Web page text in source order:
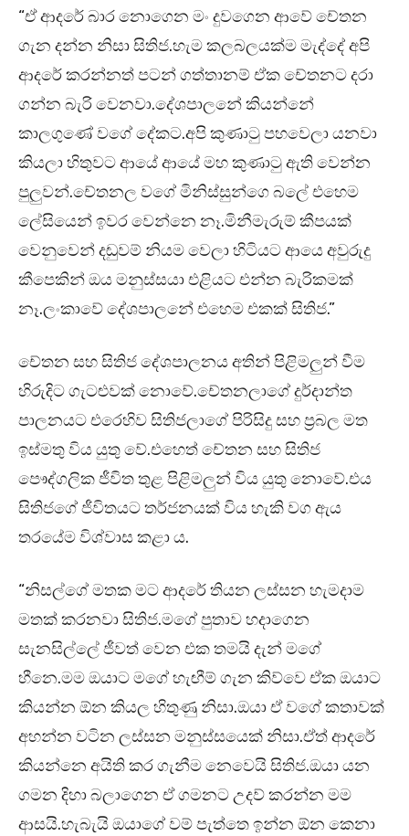
“ඒ ආදරේ බාර නොගෙන මං දුවගෙන ආවේ චේතන
ගැන දන්න නිසා සිතිජ.හැම කලබලයක්ම මැද්දේ අපි
ආදරේ කරන්නත් පටන් ගත්තානම් ඒක චේතනට දරා
ගන්න බැරි වෙනවා.දේශපාලනේ කියන්නේ
කාලගුණේ වගේ දේකට.අපි කුණාටු පහවෙලා යනවා
කියලා හිතුවට ආයේ ආයේ මහ කුණාටු ඇති වෙන්න
පුලුවන්.චේතනල වගේ මිනිස්සුන්ගෙ බලේ එහෙම
ලේසියෙන් ඉවර වෙන්නෙ නෑ.මිනීමැරුම් කීපයක්
වෙනුවෙන් දඬුවම් නියම වෙලා හිටියට ආයෙ අවුරුදු
කීපෙකින් ඔය මනුස්සයා එළියට එන්න බැරිකමක්
නෑ.ලංකාවේ දේශපාලනේ එහෙම එකක් සිතිජ.”
චේතන සහ සිතිජ දේශපාලනය අතින් පිළිමලුන් වීම
හිරුදිට ගැටළුවක් නොවේ.චේතනලාගේ දුර්දාන්ත
පාලනයට එරෙහිව සිතිජලාගේ පිරිසිදු සහ ප්‍රබල මත
ඉස්මතු විය යුතු වේ.එහෙත් චේතන සහ සිතිජ
පෞද්ගලික ජීවිත තුළ පිළිමලුන් විය යුතු නොවේ.එය
සිතිජගේ ජීවිතයට තර්ජනයක් විය හැකි වග ඇය
තරයේම විශ්වාස කළා ය.
“නිසල්ගේ මතක මට ආදරේ තියන ලස්සන හැමදාම
මතක් කරනවා සිතිජ.මගේ පුතාව හදාගෙන
සැනසිල්ලේ ජීවත් වෙන එක තමයි දැන් මගේ
හීනෙ.මම ඔයාට මගේ හැඟීම් ගැන කිව්වෙ ඒක ඔයාට
කියන්න ඕන කියල හිතුණු නිසා.ඔයා ඒ වගේ කතාවක්
අහන්න වටින ලස්සන මනුස්සයෙක් නිසා.ඒත් ආදරේ
කියන්නෙ අයිති කර ගැනීම නෙවෙයි සිතිජ.ඔයා යන
ගමන දිහා බලාගෙන ඒ ගමනට උදව් කරන්න මම
ආසයි.හැබැයි ඔයාගේ වම් පැත්තෙ ඉන්න ඕන කෙනා